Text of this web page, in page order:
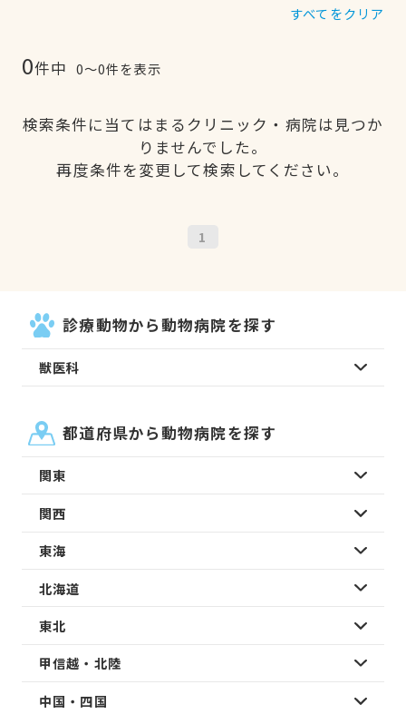
すべてをクリア
0件中 0〜0件を表示
検索条件に当てはまるクリニック・病院は見つか
りませんでした。
再度条件を変更して検索してください。
1
診療動物から動物病院を探す
獣医科
都道府県から動物病院を探す
関東
関西
東海
北海道
東北
甲信越・北陸
中国・四国